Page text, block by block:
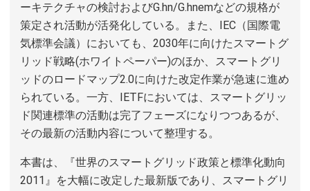
ーキテクチャの検討およびG.hn/G.hnemなどの規格が
策定され活動が活発化している。また、IEC（国際電
気標準会議）においても、2030年に向けたスマートグ
リッド戦略(ホワイトペーパー)のほか、スマートグリ
ッドのロードマップ2.0に向けた改定作業が急速に進め
られている。一方、IETFにおいては、スマートグリッ
ド関連標準の活動は完了フェーズになりつつあるが、
その最新の活動内容について整理する。
本書は、『世界のスマートグリッド政策と標準化動向
2011』を大幅に改定した最新版であり、スマートグリ